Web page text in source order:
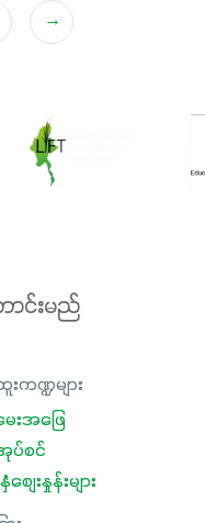
အပ်တဲ့အာဟာရဓာတ်
င်းစပ်ထားတဲ့အတွက်
ါတယ်။ စပါးအပါအဝင်
းရွက်နဲ့ ဥယျာဉ်ခြံသီးနှံ
းအောင် ဖန်းလင့်ရဲ့ #စ
→
ာင်းမည်
ကဏ္ဍများ
းအဖြေ
ပ်စင်
ျေးနှုန်းများ